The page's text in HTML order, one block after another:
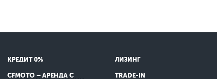
КРЕДИТ 0% ЛИЗИНГ
CFMOTO – АРЕНДА С
TRADE-IN